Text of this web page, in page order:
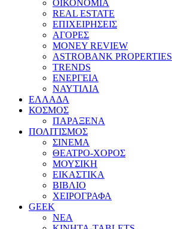
ΟΙΚΟΝΟΜΙΑ
REAL ESTATE
ΕΠΙΧΕΙΡΗΣΕΙΣ
ΑΓΟΡΕΣ
MONEY REVIEW
ASTROBANK PROPERTIES
TRENDS
ΕΝΕΡΓΕΙΑ
ΝΑΥΤΙΛΙΑ
ΕΛΛΑΔΑ
ΚΟΣΜΟΣ
ΠΑΡΑΞΕΝΑ
ΠΟΛΙΤΙΣΜΟΣ
ΣΙΝΕΜΑ
ΘΕΑΤΡΟ-ΧΟΡΟΣ
ΜΟΥΣΙΚΗ
ΕΙΚΑΣΤΙΚΑ
ΒΙΒΛΙΟ
ΧΕΙΡΟΓΡΑΦΑ
GEEK
ΝΕΑ